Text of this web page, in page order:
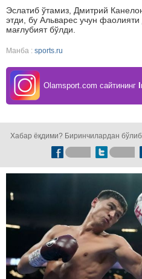
Эслатиб ўтамиз, Дмитрий
этди, бу Альварес учун фаолияти
мағлубият бўлди.
Манба : sports.ru
Olamsport.com сайтининг
Хабар ёқдими? Биринчилардан